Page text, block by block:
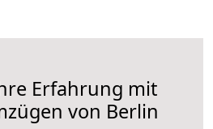
Erfahrung mit
von Berlin